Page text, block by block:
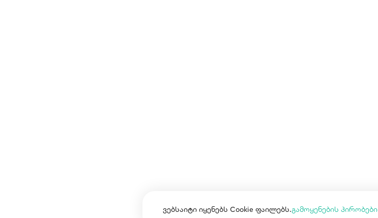
ვებსაიტი იყენებს Cookie ფაილებს.გამოყენების პირობები